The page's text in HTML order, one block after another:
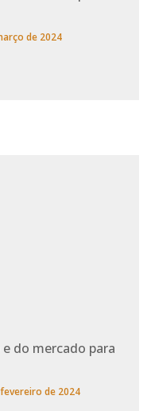
de 2024
do mercado para
de 2024